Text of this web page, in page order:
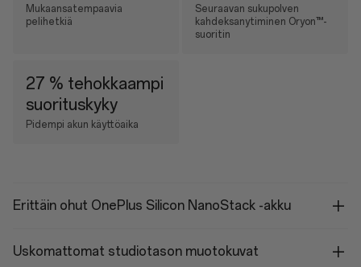
Mukaansatempaavia
pelihetkiä
Seuraavan sukupolven
kahdeksanytiminen Oryon™-
suoritin
27 % tehokkaampi
suorituskyky
Pidempi akun käyttöaika
Erittäin ohut OnePlus Silicon NanoStack -akku
Uskomattomat studiotason muotokuvat